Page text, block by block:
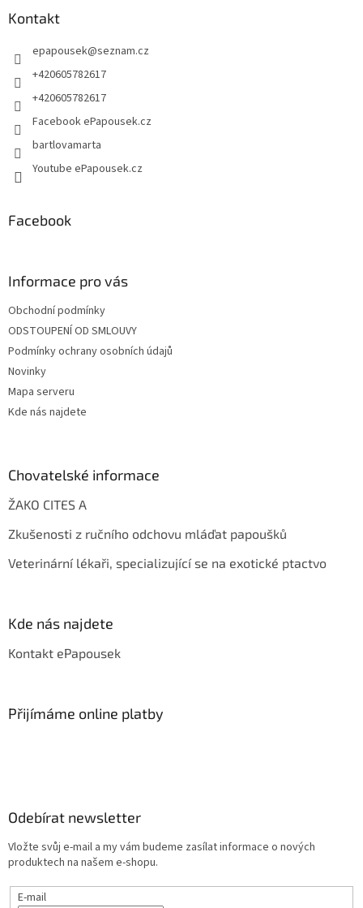
Kontakt
epapousek@seznam.cz
+420605782617
+420605782617
Facebook ePapousek.cz
bartlovamarta
Youtube ePapousek.cz
Facebook
Informace pro vás
Obchodní podmínky
ODSTOUPENÍ OD SMLOUVY
Podmínky ochrany osobních údajů
Novinky
Mapa serveru
Kde nás najdete
Chovatelské informace
ŽAKO CITES A
Zkušenosti z ručního odchovu mláďat papoušků
Veterinární lékaři, specializující se na exotické ptactvo
Kde nás najdete
Kontakt ePapousek
Přijímáme online platby
Odebírat newsletter
Vložte svůj e-mail a my vám budeme zasílat informace o nových
produktech na našem e-shopu.
E-mail